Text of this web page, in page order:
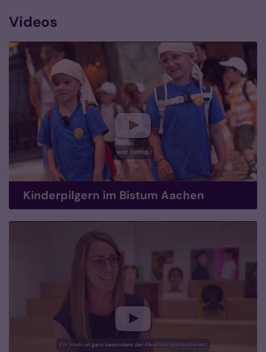
Videos
Kinderpilgern im Bistum Aachen